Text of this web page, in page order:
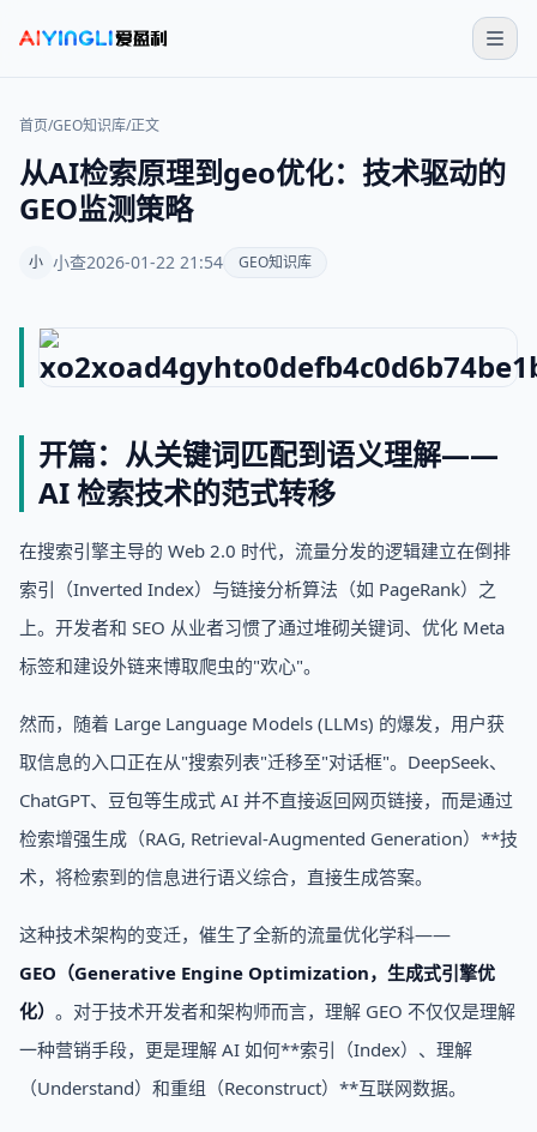
首页/GEO知识库/正文
从AI检索原理到geo优化：技术驱动的
GEO监测策略
小 小查2026-01-22 21:54 GEO知识库
开篇：从关键词匹配到语义理解——
AI 检索技术的范式转移
在搜索引擎主导的 Web 2.0 时代，流量分发的逻辑建立在倒排
索引（Inverted Index）与链接分析算法（如 PageRank）之
上。开发者和 SEO 从业者习惯了通过堆砌关键词、优化 Meta
标签和建设外链来博取爬虫的"欢心"。
然而，随着 Large Language Models (LLMs) 的爆发，用户获
取信息的入口正在从"搜索列表"迁移至"对话框"。DeepSeek、
ChatGPT、豆包等生成式 AI 并不直接返回网页链接，而是通过
检索增强生成（RAG, Retrieval-Augmented Generation）**技
术，将检索到的信息进行语义综合，直接生成答案。
这种技术架构的变迁，催生了全新的流量优化学科——
GEO（Generative Engine Optimization，生成式引擎优
化） 。对于技术开发者和架构师而言，理解 GEO 不仅仅是理解
一种营销手段，更是理解 AI 如何**索引（Index）、理解
（Understand）和重组（Reconstruct）**互联网数据。